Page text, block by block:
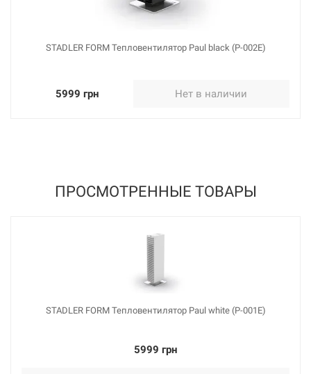
STADLER FORM Тепловентилятор Paul black (P-002E)
5999 грн Нет в наличии
ПРОСМОТРЕННЫЕ ТОВАРЫ
STADLER FORM Тепловентилятор Paul white (P-001E)
5999 грн